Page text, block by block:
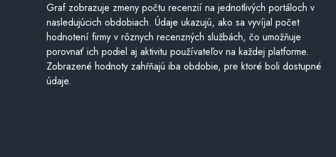
Graf zobrazuje zmeny počtu recenzií na jednotlivých portáloch v
nasledujúcich obdobiach. Údaje ukazujú, ako sa vyvíjal počet
hodnotení firmy v rôznych recenzných službách, čo umožňuje
porovnať ich podiel aj aktivitu používateľov na každej platforme.
Zobrazené hodnoty zahŕňajú iba obdobie, pre ktoré boli dostupné
údaje.